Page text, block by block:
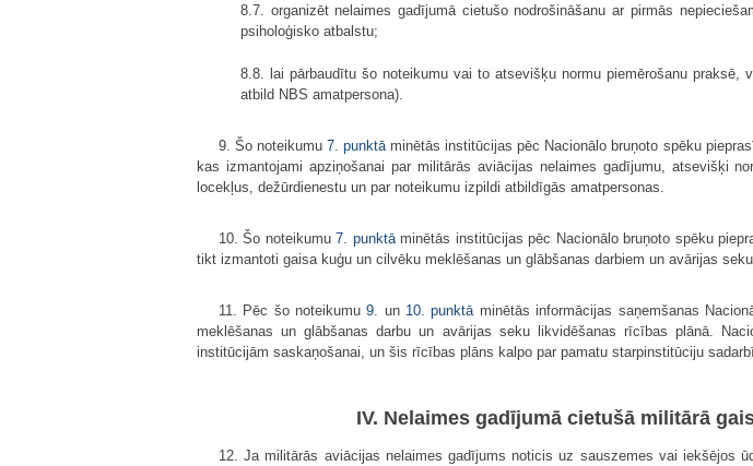
8.7. organizēt nelaimes gadījumā cietušo nodrošināšanu ar pirmās
psiholoģisko atbalstu;
8.8. lai pārbaudītu šo noteikumu vai to atsevišķu normu piemērošanu
atbild NBS amatpersona).
9. Šo noteikumu7. punktā minētās institūcijas pēc Nacionālo bruņoto spēku
kas izmantojami apziņošanai par militārās aviācijas nelaimes gadījumu, atsevišķi
locekļus, dežūrdienestu un par noteikumu izpildi atbildīgās amatpersonas.
10. Šo noteikumu7. punktāminētās institūcijas pēc Nacionālo bruņoto spēku
tikt izmantoti gaisa kuģu un cilvēku meklēšanas un glābšanas darbiem un avārijas
11. Pēc šo noteikumu9. un 10. punktā minētās informācijas saņemšanas
meklēšanas un glābšanas darbu un avārijas seku likvidēšanas rīcības plānā.
institūcijām saskaņošanai, un šis rīcības plāns kalpo par pamatu starpinstitūciju
IV. Nelaimes gadījumā cietušā militārā
12. Ja militārās aviācijas nelaimes gadījums noticis uz sauszemes vai iekšējos